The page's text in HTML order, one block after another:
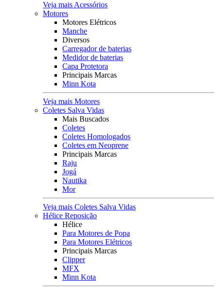
Veja mais Acessórios
Motores
Motores Elétricos
Manche
Diversos
Carregador de baterias
Medidor de baterias
Capa Protetora
Principais Marcas
Minn Kota
Veja mais Motores
Coletes Salva Vidas
Mais Buscados
Coletes
Coletes Homologados
Coletes em Neoprene
Principais Marcas
Raju
Jogá
Nautika
Mor
Veja mais Coletes Salva Vidas
Hélice Reposição
Hélice
Para Motores de Popa
Para Motores Elétricos
Principais Marcas
Clipper
MFX
Minn Kota